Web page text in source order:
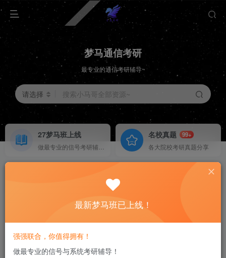
梦马通信考研
最专业的通信考研辅导~
请选择 搜索小马哥全部资源~
27梦马班上线 名校真题
99+
各大院校考研真题分享
梦马班已上线！
最新梦马班已上线！
强强联合，你值得拥有！
做最专业的信号与系统考研辅导！